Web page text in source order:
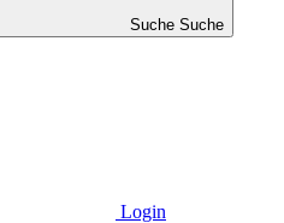
Suche Suche
Login